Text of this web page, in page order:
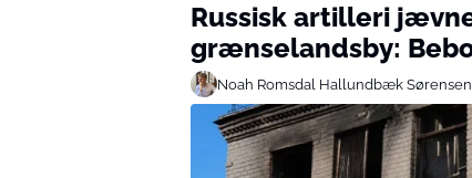
Russisk artilleri
grænselandsby:
Noah Romsdal Hallundbæk Sørensen